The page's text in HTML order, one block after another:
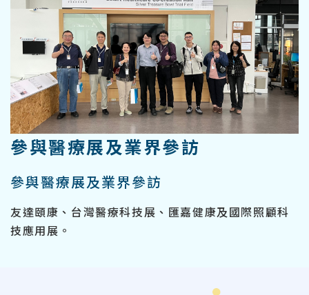
參與醫療展及業界參訪
參與醫療展及業界參訪
友達頤康、台灣醫療科技展、匯嘉健康及國際照顧科
技應用展。